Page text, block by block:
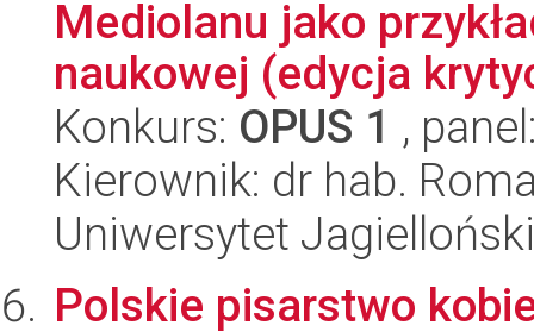
Mediolanu jako
naukowej (edycja
Konkurs: OPUS 1 ,
Kierownik: dr hab.
Uniwersytet
Polskie pisarstwo